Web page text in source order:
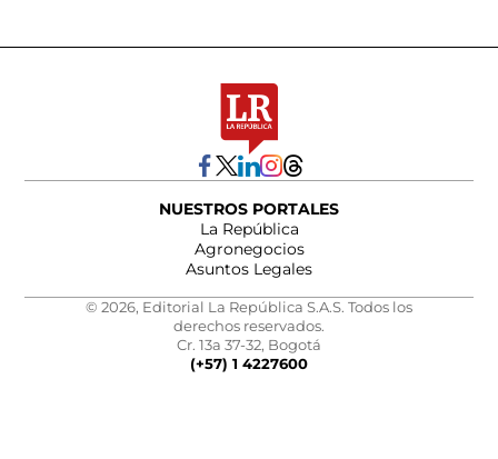
NUESTROS PORTALES
La República
Agronegocios
Asuntos Legales
© 2026, Editorial La República S.A.S. Todos los
derechos reservados.
Cr. 13a 37-32, Bogotá
(+57) 1 4227600